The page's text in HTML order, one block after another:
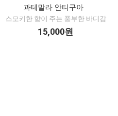
과테말라 안티구아
스모키한 향이 주는 풍부한 바디감
15,000원